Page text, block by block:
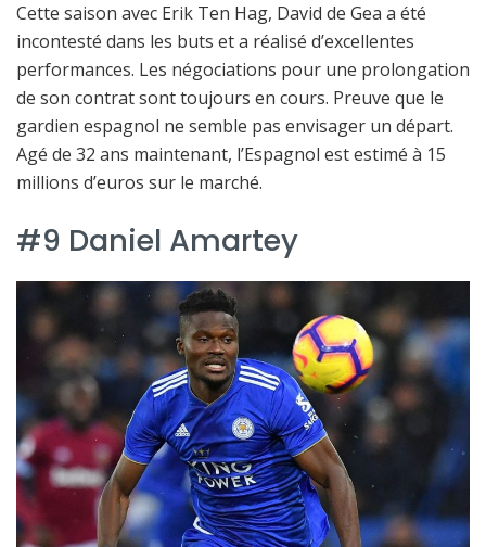
Cette saison avec Erik Ten Hag, David de Gea a été
incontesté dans les buts et a réalisé d’excellentes
performances. Les négociations pour une prolongation
de son contrat sont toujours en cours. Preuve que le
gardien espagnol ne semble pas envisager un départ.
Agé de 32 ans maintenant, l’Espagnol est estimé à 15
millions d’euros sur le marché.
#9 Daniel Amartey